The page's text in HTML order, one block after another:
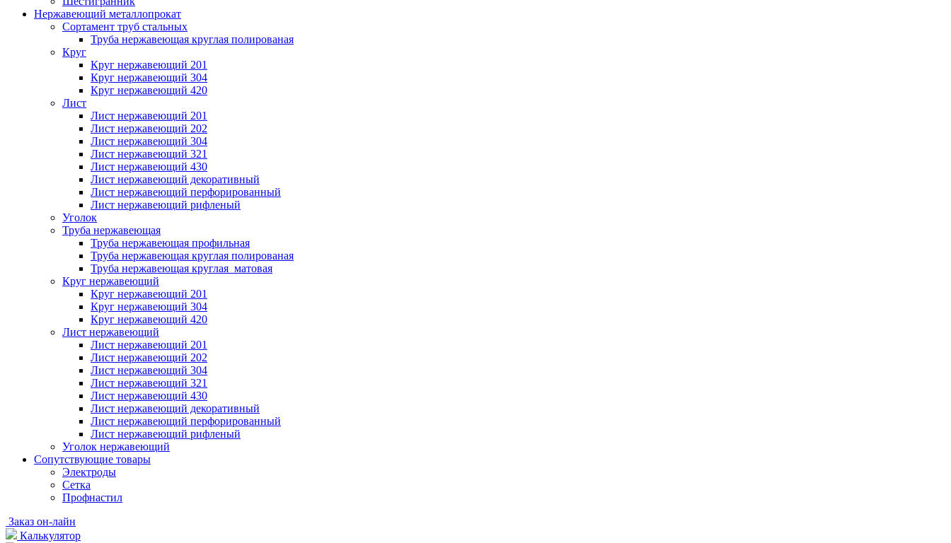
Нержавеющий металлопрокат
Сортамент труб стальных
Труба нержавеющая круглая полированая
Круг
Круг нержавеющий 201
Круг нержавеющий 304
Круг нержавеющий 420
Лист
Лист нержавеющий 201
Лист нержавеющий 202
Лист нержавеющий 304
Лист нержавеющий 321
Лист нержавеющий 430
Лист нержавеющий декоративный
Лист нержавеющий перфорированный
Лист нержавеющий рифленый
Уголок
Труба нержавеющая
Труба нержавеющая профильная
Труба нержавеющая круглая полированая
Труба нержавеющая круглая матовая
Круг нержавеющий
Круг нержавеющий 201
Круг нержавеющий 304
Круг нержавеющий 420
Лист нержавеющий
Лист нержавеющий 201
Лист нержавеющий 202
Лист нержавеющий 304
Лист нержавеющий 321
Лист нержавеющий 430
Лист нержавеющий декоративный
Лист нержавеющий перфорированный
Лист нержавеющий рифленый
Уголок нержавеющий
Cопутствующие товары
Электроды
Сетка
Профнастил
Заказ он-лайн
Калькулятор